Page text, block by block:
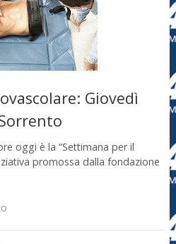
Giovedì
oggi è la “Settimana per il
promossa dalla fondazione